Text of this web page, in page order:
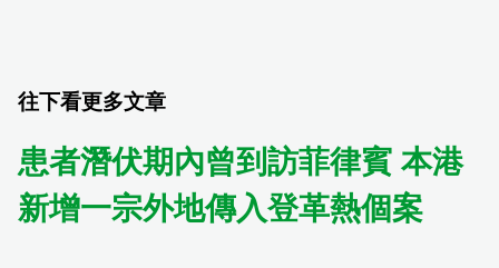
往下看更多文章
患者潛伏期內曾到訪菲律賓 本港
新增一宗外地傳入登革熱個案